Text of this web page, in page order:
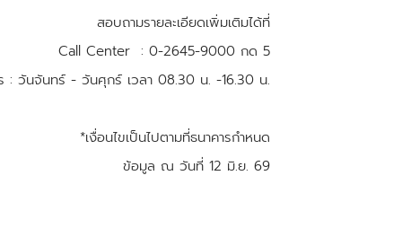
สอบถามรายละเอียดเพิ่มเติมได้ที่
Call Center : 0-2645-9000 กด 5
ร : วันจันทร์ - วันศุกร์ เวลา 08.30 น. -16.30 น.
*เงื่อนไขเป็นไปตามที่ธนาคารกำหนด
ข้อมูล ณ วันที่ 12 มิ.ย. 69